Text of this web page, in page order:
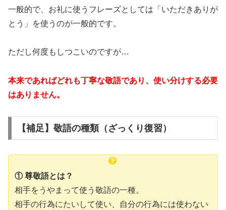
一般的で、お礼に使うフレーズとしては「いただきありが
とう」を使うのが一般的です。
ただし何度もしつこいのですが…
本来であればどれも丁寧な敬語であり、使い分けする必要
はありません。
【補足】敬語の種類（ざっくり復習）
① 尊敬語とは？
相手をうやまって使う敬語の一種。
相手の行為にたいして使い、自分の行為には使わない